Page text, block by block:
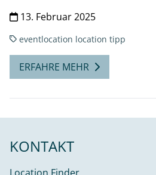
13. Februar 2025
eventlocation location tipp
ERFAHRE MEHR
KONTAKT
Location Finder